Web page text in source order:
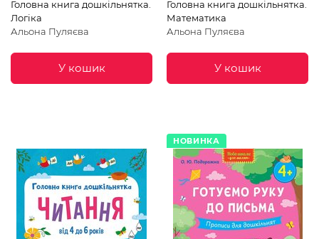
Головна книга дошкільнятка.
Логіка
Альона Пуляєва
У кошик
Головна книга дошкільнятка.
Математика
Альона Пуляєва
У кошик
НОВИНКА